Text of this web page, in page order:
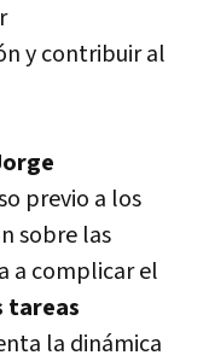
y contribuir al
previo a los
sobre las
a complicar el
tareas
la dinámica